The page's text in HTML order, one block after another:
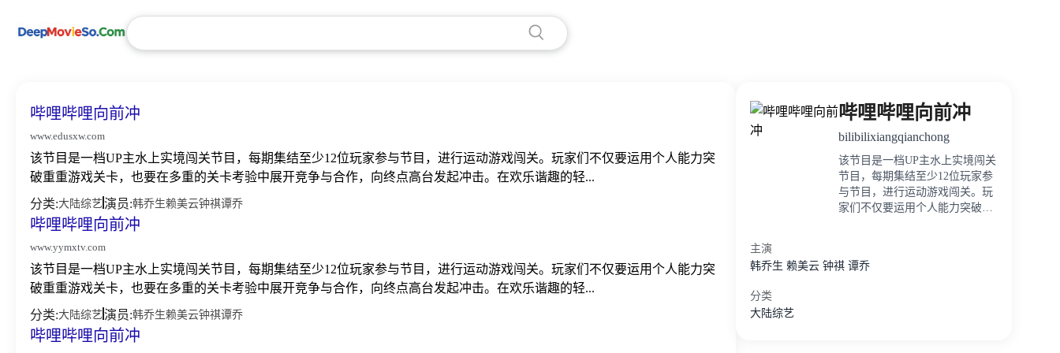
哔哩哔哩向前冲
www.edusxw.com
该节目是一档UP主水上实境闯关节目，每期集结至少12位玩家参与节目，进行运动游戏闯关。玩家们不仅要运用个人能力突
破重重游戏关卡，也要在多重的关卡考验中展开竞争与合作，向终点高台发起冲击。在欢乐谐趣的轻...
分类:大陆综艺 演员:韩乔生赖美云钟祺谭乔
哔哩哔哩向前冲
www.yymxtv.com
该节目是一档UP主水上实境闯关节目，每期集结至少12位玩家参与节目，进行运动游戏闯关。玩家们不仅要运用个人能力突
破重重游戏关卡，也要在多重的关卡考验中展开竞争与合作，向终点高台发起冲击。在欢乐谐趣的轻...
分类:大陆综艺 演员:韩乔生赖美云钟祺谭乔
哔哩哔哩向前冲
哔哩哔哩向前冲
bilibilixiangqianchong
该节目是一档UP主水上实境闯关
节目，每期集结至少12位玩家参
与节目，进行运动游戏闯关。玩
家们不仅要运用个人能力突破重
主演
韩乔生 赖美云 钟祺 谭乔
分类
大陆综艺